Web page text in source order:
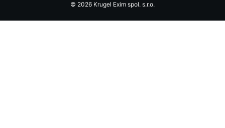
© 2026 Krugel Exim spol. s.r.o.